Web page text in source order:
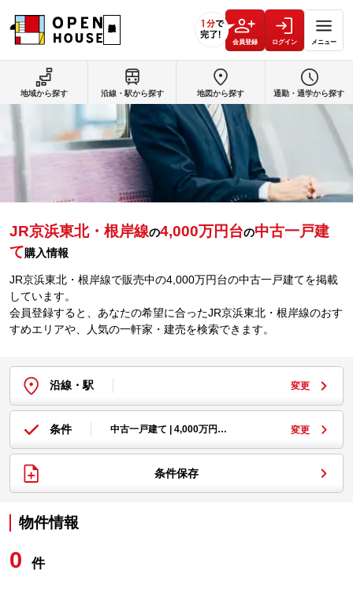
会員登録 ログイン メニュー
JR京浜東北・根岸線の4,000万円台の中古一戸建
て購入情報
JR京浜東北・根岸線で販売中の4,000万円台の中古一戸建てを掲載
しています。
会員登録すると、あなたの希望に合ったJR京浜東北・根岸線のおす
すめエリアや、人気の一軒家・建売を検索できます。
沿線・駅 変更
条件 中古一戸建て | 4,000万円… 変更
条件保存
物件情報
0 件
地域から探す 沿線・駅から探す 地図から探す 通勤・通学から探す